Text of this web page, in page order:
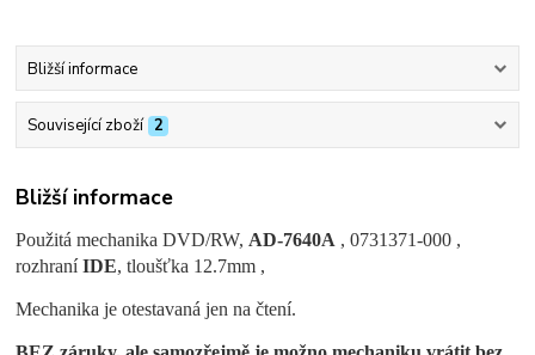
Bližší informace
Související zboží 2
Bližší informace
Použitá mechanika DVD/RW, AD-7640A , 0731371-000 ,
rozhraníIDE, tloušťka 12.7mm ,
Mechanika je otestavaná jen na čtení.